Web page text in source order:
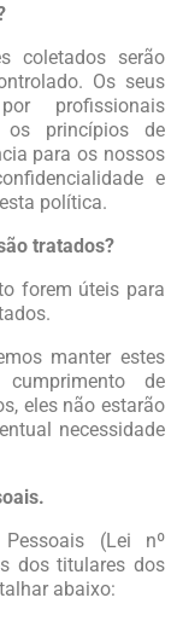
coletados serão
Os seus
profissionais
os princípios de
para os nossos
e
política.
tratados?
forem úteis para
manter estes
de
eles não estarão
necessidade
(Lei nº
dos titulares dos
abaixo: